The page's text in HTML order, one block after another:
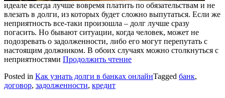
идеале всегда лучше вовремя платить по обязательствам и не
влезать в долги, из которых будет сложно выпутаться. Если же
неприятность все-таки произошла – долг лучше сразу
погасить. Но бывают ситуации, когда человек, может не
подозревать о задолженности, либо его могут перепутать с
настоящим должником. В обоих случаях можно столкнуться с
неприятностями Продолжить чтение
Posted in Как узнать долги в банках онлайнTagged банк,
договор, задолженности, кредит